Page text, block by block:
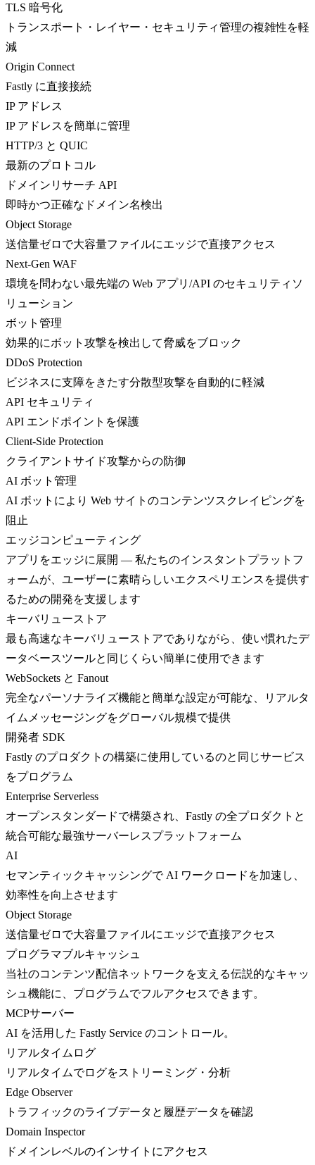
TLS 暗号化
トランスポート・レイヤー・セキュリティ管理の複雑性を軽
減
Origin Connect
Fastly に直接接続
IP アドレス
IP アドレスを簡単に管理
HTTP/3 と QUIC
最新のプロトコル
ドメインリサーチ API
即時かつ正確なドメイン名検出
Object Storage
送信量ゼロで大容量ファイルにエッジで直接アクセス
Next-Gen WAF
環境を問わない最先端の Web アプリ/API のセキュリティソ
リューション
ボット管理
効果的にボット攻撃を検出して脅威をブロック
DDoS Protection
ビジネスに支障をきたす分散型攻撃を自動的に軽減
API セキュリティ
API エンドポイントを保護
Client-Side Protection
クライアントサイド攻撃からの防御
AI ボット管理
AI ボットにより Web サイトのコンテンツスクレイピングを
阻止
エッジコンピューティング
アプリをエッジに展開 — 私たちのインスタントプラットフ
ォームが、ユーザーに素晴らしいエクスペリエンスを提供す
るための開発を支援します
キーバリューストア
最も高速なキーバリューストアでありながら、使い慣れたデ
ータベースツールと同じくらい簡単に使用できます
WebSockets と Fanout
完全なパーソナライズ機能と簡単な設定が可能な、リアルタ
イムメッセージングをグローバル規模で提供
開発者 SDK
Fastly のプロダクトの構築に使用しているのと同じサービス
をプログラム
Enterprise Serverless
オープンスタンダードで構築され、Fastly の全プロダクトと
統合可能な最強サーバーレスプラットフォーム
AI
セマンティックキャッシングで AI ワークロードを加速し、
効率性を向上させます
Object Storage
送信量ゼロで大容量ファイルにエッジで直接アクセス
プログラマブルキャッシュ
当社のコンテンツ配信ネットワークを支える伝説的なキャッ
シュ機能に、プログラムでフルアクセスできます。
MCPサーバー
AI を活用した Fastly Service のコントロール。
リアルタイムログ
リアルタイムでログをストリーミング・分析
Edge Observer
トラフィックのライブデータと履歴データを確認
Domain Inspector
ドメインレベルのインサイトにアクセス